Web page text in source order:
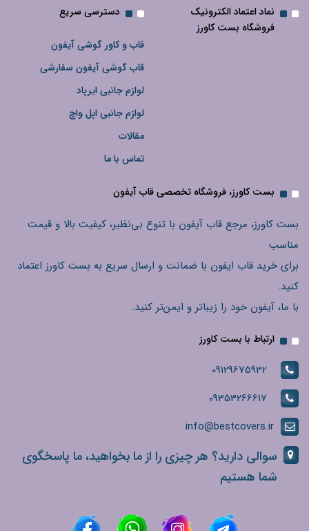
نماد اعتماد الکترونیک
فروشگاه بست کاورز
دسترسی سریع
قاب و کاور گوشی آیفون
قاب گوشی آیفون سفارشی
لوازم جانبی ایرپاد
لوازم جانبی اپل واچ
مقالات
تماس با ما
بست کاورز، فروشگاه تخصصی قاب آیفون
بست کاورز، مرجع قاب آیفون با تنوع بی‌نظیر، کیفیت بالا و قیمت
مناسب
برای خرید قاب ایفون با ضمانت و ارسال سریع به بست کاورز اعتماد
کنید.
با ما، آیفون خود را زیباتر و ایمن‌تر کنید.
ارتباط با بست کاورز
09129675932
09353266617
info@bestcovers.ir
سوالی دارید؟ هر چیزی را از ما بخواهید، ما پاسخگوی
شما هستیم